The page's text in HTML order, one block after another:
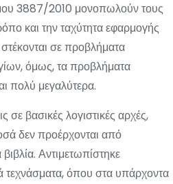
3887/2010 μονοπωλούν τους
και την ταχύτητα εφαρμογής
σε προβλήματα
όμως, τα προβλήματα
πολύ μεγαλύτερα.
βασικές λογιστικές αρχές,
δεν προέρχονται από
Αντιμετωπίστηκε
όπου στα υπάρχοντα